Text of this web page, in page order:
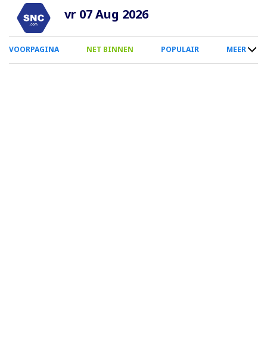
Overslaan
naar
inhoud
vr 07 Aug 2026
0
Smartphone
VOORPAGINA NET BINNEN POPULAIR MEER